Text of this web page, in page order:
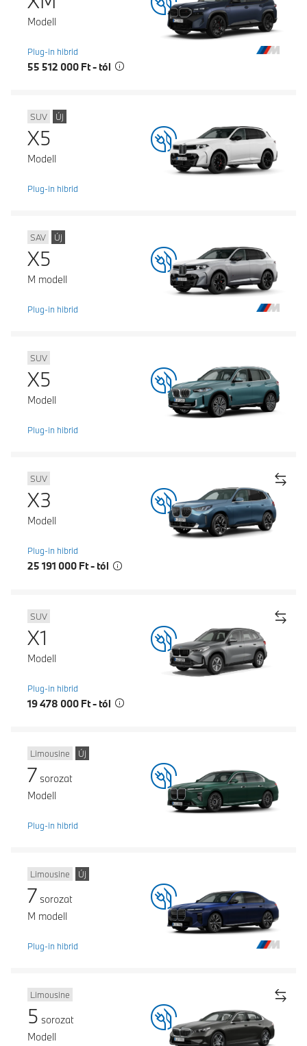
Modell
Plug-in hibrid
55 512 000 Ft - tól
SUV Új
X5
Modell
Plug-in hibrid
SAV Új
X5
M modell
Plug-in hibrid
SUV
X5
Modell
Plug-in hibrid
SUV
X3
Modell
Plug-in hibrid
25 191 000 Ft - tól
SUV
X1
Modell
Plug-in hibrid
19 478 000 Ft - tól
Limousine Új
7 sorozat
Modell
Plug-in hibrid
Limousine Új
7 sorozat
M modell
Plug-in hibrid
Limousine
5 sorozat
Modell